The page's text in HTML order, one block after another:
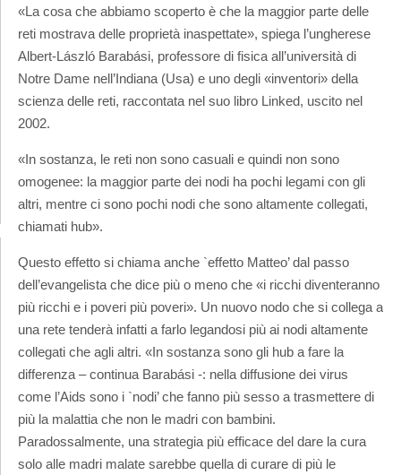
«La cosa che abbiamo scoperto è che la maggior parte delle
reti mostrava delle proprietà inaspettate», spiega l’ungherese
Albert-László Barabási, professore di fisica all’università di
Notre Dame nell’Indiana (Usa) e uno degli «inventori» della
scienza delle reti, raccontata nel suo libro Linked, uscito nel
2002.
«In sostanza, le reti non sono casuali e quindi non sono
omogenee: la maggior parte dei nodi ha pochi legami con gli
altri, mentre ci sono pochi nodi che sono altamente collegati,
chiamati hub».
Questo effetto si chiama anche `effetto Matteo’ dal passo
dell’evangelista che dice più o meno che «i ricchi diventeranno
più ricchi e i poveri più poveri». Un nuovo nodo che si collega a
una rete tenderà infatti a farlo legandosi più ai nodi altamente
collegati che agli altri. «In sostanza sono gli hub a fare la
differenza – continua Barabási -: nella diffusione dei virus
come l’Aids sono i `nodi’ che fanno più sesso a trasmettere di
più la malattia che non le madri con bambini.
Paradossalmente, una strategia più efficace del dare la cura
solo alle madri malate sarebbe quella di curare di più le